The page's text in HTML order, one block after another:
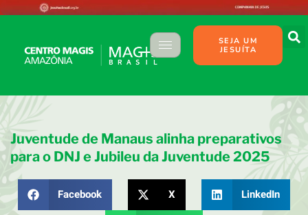
SEJA UM
JESUÍTA
Juventude de Manaus alinha preparativos
para o DNJ e Jubileu da Juventude 2025
Facebook X LinkedIn